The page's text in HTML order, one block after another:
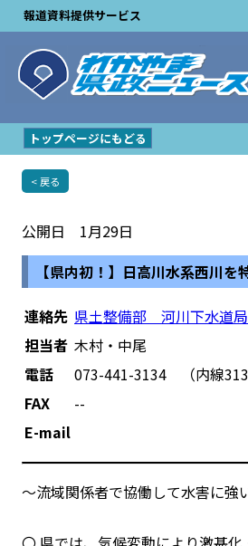
報道資料提供サービス
トップページにもどる
< 戻る
公開日 1月29日
【県内初！】日高川水系西川
連絡先 県土整備部 河川下水道
担当者 木村・中尾
電話
073-441-3134 （内線
FAX
--
E-mail
～流域関係者で協働して水害に強